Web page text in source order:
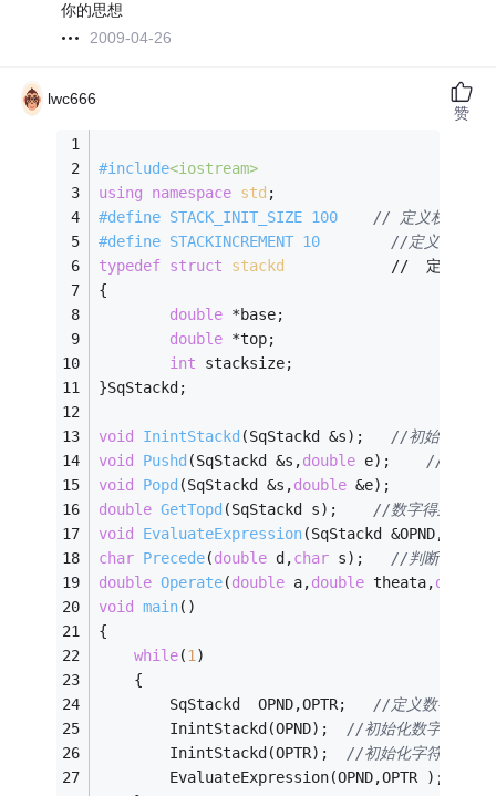
你的思想
2009-04-26
lwc666
#include<iostream>
using
namespace std ;
#define STACK_INIT_SIZE 100 // 定义栈的初始
#define STACKINCREMENT 10 //定义增量
typedef struct stackd
            //  定义
{
double *base;
double *top;
int stacksize;
}SqStackd;
void InintStackd (SqStackd &s) ; //初始化数字
void
Pushd (SqStackd &s,double e) ; //数字压
void
Popd (SqStackd &s,double &e) ;
double GetTopd (SqStackd s) ; //数字得到栈顶
void
EvaluateExpression(SqStackd
char Precede(double d,char s) ; //判断符号优
double Operate(double a,double theata,double
void
main()
{
while(1)
	{
		SqStackd  OPND,OPTR;
//定义数字型栈
		InintStackd(OPND);
//初始化数字栈
		InintStackd(OPTR);
//初始化字符栈
		EvaluateExpression(OPND,OPTR );
赞